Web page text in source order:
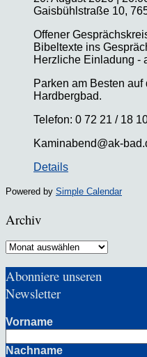
Gaisbühlstraße 10,
Offener
Bibeltexte ins
Herzliche Einladung -
Parken am Besten
Hardbergbad.
Telefon: 0 72 21 / 18
Kaminabend@ak-
Details
Powered by Simple Calendar
Archiv
Archiv
Abonniere unseren
Newsletter
Vorname
Nachname